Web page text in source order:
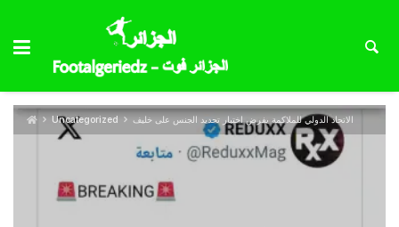
Uncategorized الاتحاد الدولي للملاكمة يفرض اختبار تحديد الجنس على خليف